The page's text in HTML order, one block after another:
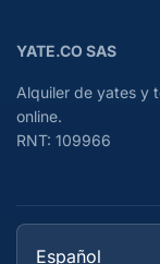
YATE.CO SAS
Alquiler de yates y
online.
RNT: 109966